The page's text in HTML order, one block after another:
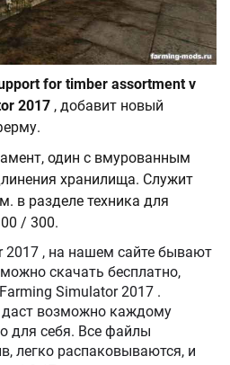
for timber assortment v
1.0 для Farming Simulator 2017 , добавит новый
один с вмурованным
хранилища. Служит
в разделе техника для
/ 300.
скачать бесплатно,
Simulator 2017 .
возможно каждому
для себя. Все файлы
легко распаковываются, и